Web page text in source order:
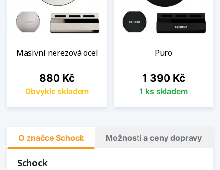
Masivní nerezová ocel
Cena
880 Kč
Obvykle skladem
Puro
Cena
1 390 Kč
1 ks skladem
O značce Schock Možnosti a ceny dopravy
Schock